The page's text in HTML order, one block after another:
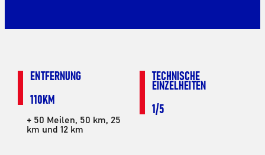
ENTFERNUNG
110KM
+ 50 Meilen, 50 km, 25
km und 12 km
TECHNISCHE
EINZELHEITEN
1/5